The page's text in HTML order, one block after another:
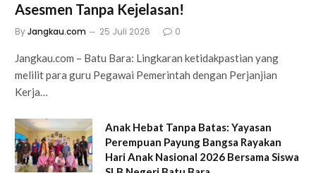
Asesmen Tanpa Kejelasan!
ByJangkau.com 25 Juli 2026 0
Jangkau.com – Batu Bara: Lingkaran ketidakpastian yang
melilit para guru Pegawai Pemerintah dengan Perjanjian
Kerja…
Anak Hebat Tanpa Batas: Yayasan
Perempuan Payung Bangsa Rayakan
Hari Anak Nasional 2026 Bersama Siswa